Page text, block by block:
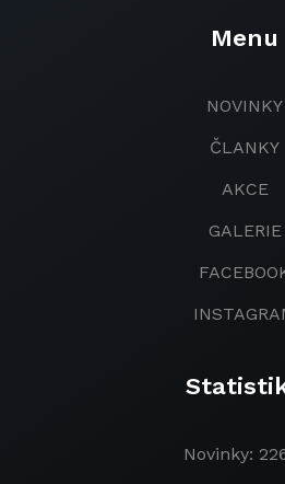
Menu
NOVINKY
ČLANKY
AKCE
GALERIE
Novinky: